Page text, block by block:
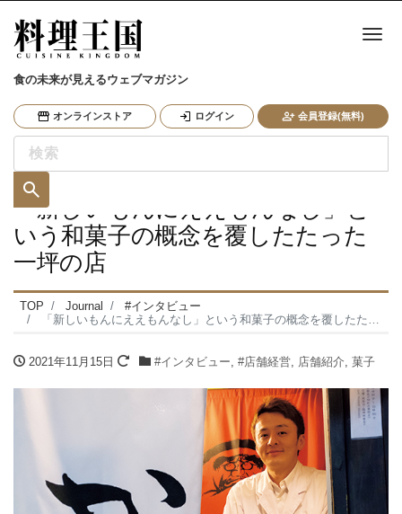
食の未来が見えるウェブマガジン
オンラインストア ログイン 会員登録(無料)
ナ
「新しいもんにええもんなし」と
いう和菓子の概念を覆したたった
一坪の店
TOP Journal
#インタビュー
「新しいもんにええもんなし」という和菓子の概念を覆したたった一坪の店
2021年11月15日 #インタビュー, #店舗経営, 店舗紹介, 菓子